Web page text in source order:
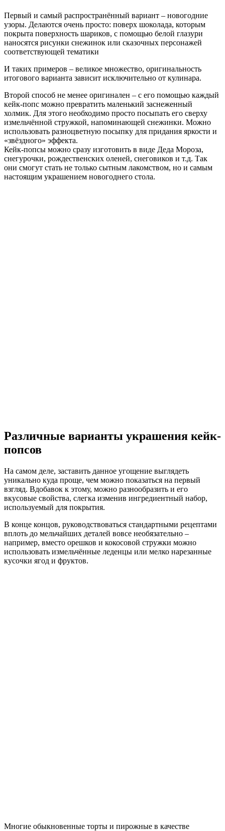
Первый и самый распространённый вариант – новогодние
узоры. Делаются очень просто: поверх шоколада, которым
покрыта поверхность шариков, с помощью белой глазури
наносятся рисунки снежинок или сказочных персонажей
соответствующей тематики
И таких примеров – великое множество, оригинальность
итогового варианта зависит исключительно от кулинара.
Второй способ не менее оригинален – с его помощью каждый
кейк-попс можно превратить маленький заснеженный
холмик. Для этого необходимо просто посыпать его сверху
измельчённой стружкой, напоминающей снежинки. Можно
использовать разноцветную посыпку для придания яркости и
«звёздного» эффекта.
Кейк-попсы можно сразу изготовить в виде Деда Мороза,
снегурочки, рождественских оленей, снеговиков и т.д. Так
они смогут стать не только сытным лакомством, но и самым
настоящим украшением новогоднего стола.
Различные варианты украшения кейк-
попсов
На самом деле, заставить данное угощение выглядеть
уникально куда проще, чем можно показаться на первый
взгляд. Вдобавок к этому, можно разнообразить и его
вкусовые свойства, слегка изменив ингредиентный набор,
используемый для покрытия.
В конце концов, руководствоваться стандартными рецептами
вплоть до мельчайших деталей вовсе необязательно –
например, вместо орешков и кокосовой стружки можно
использовать измельчённые леденцы или мелко нарезанные
кусочки ягод и фруктов.
Многие обыкновенные торты и пирожные в качестве